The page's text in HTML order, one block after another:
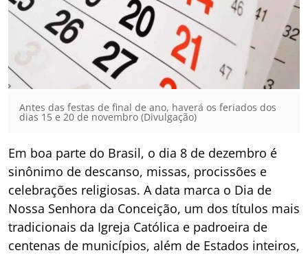
Antes das festas de final de ano, haverá os feriados dos
dias 15 e 20 de novembro (Divulgação)
Em boa parte do Brasil, o dia 8 de dezembro é
sinônimo de descanso, missas, procissões e
celebrações religiosas. A data marca o Dia de
Nossa Senhora da Conceição, um dos títulos mais
tradicionais da Igreja Católica e padroeira de
centenas de municípios, além de Estados inteiros,